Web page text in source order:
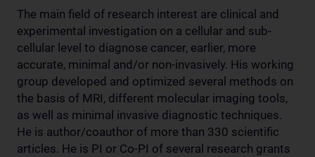
The main field of research interest are clinical and
experimental investigation on a cellular and sub-
cellular level to diagnose cancer, earlier, more
accurate, minimal and/or non-invasively. His working
group developed and optimized several methods on
the basis of MRI, different molecular imaging tools,
as well as minimal invasive diagnostic techniques.
He is author/coauthor of more than 330 scientific
articles. He is PI or Co-PI of several research grants